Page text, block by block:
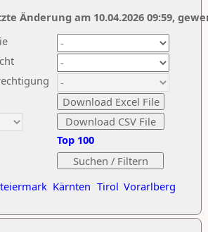
Kärnten Tirol Vorarlberg
Top 100
Änderung am 10.04.2026 09:59,